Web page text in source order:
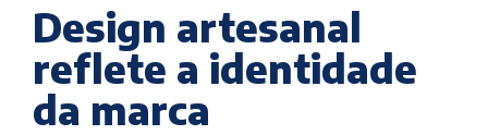
Design artesanal
reflete a identidade
da marca